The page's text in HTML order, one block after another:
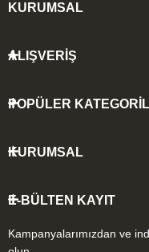
KURUMSAL
ALIŞVERİŞ
POPÜLER
KURUMSAL
E-BÜLTEN KAYIT
Kampanyalarımızdan ve